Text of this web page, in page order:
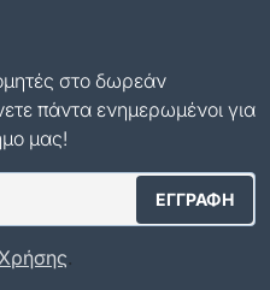
στο δωρεάν
πάντα ενημερωμένοι για
μας!
.